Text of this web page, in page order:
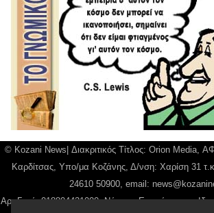
© Kozani News| Διακριτικός Τίτλος: Orion Media,
Καρδίτσας, Υπο/μα Κοζάνης, Δ/νση: Χαρίση 31
24610 50900, email:
Αρ. Γεμή: 018804431000, Νόμιμος Εκπρόσωπος,